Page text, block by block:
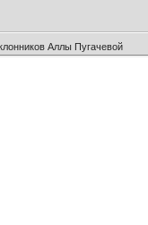
Аллы Пугачевой